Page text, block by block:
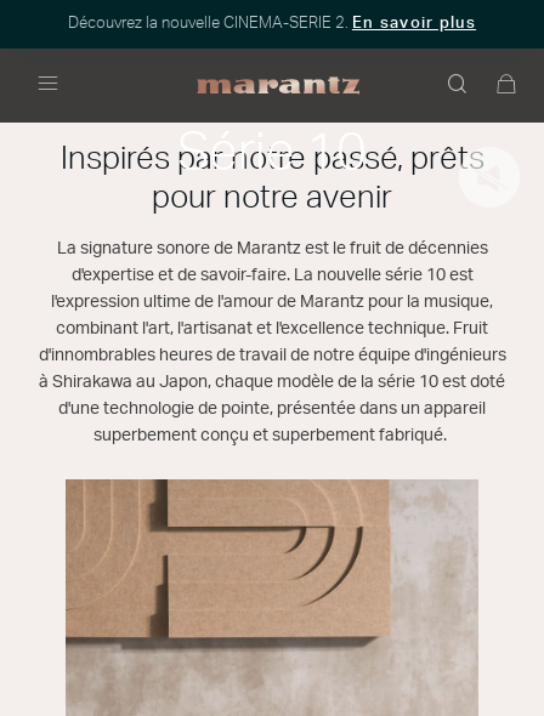
Découvrez la nouvelle CINEMA-SERIE 2. En savoir plus
Série 10
Inspirés par notre passé, prêts
pour notre avenir
La signature sonore de Marantz est le fruit de décennies
d'expertise et de savoir-faire. La nouvelle série 10 est
l'expression ultime de l'amour de Marantz pour la musique,
combinant l'art, l'artisanat et l'excellence technique. Fruit
d'innombrables heures de travail de notre équipe d'ingénieurs
à Shirakawa au Japon, chaque modèle de la série 10 est doté
d'une technologie de pointe, présentée dans un appareil
superbement conçu et superbement fabriqué.